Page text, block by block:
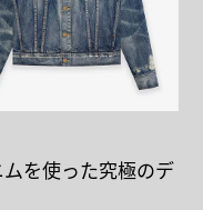
ムを使った究極のデ